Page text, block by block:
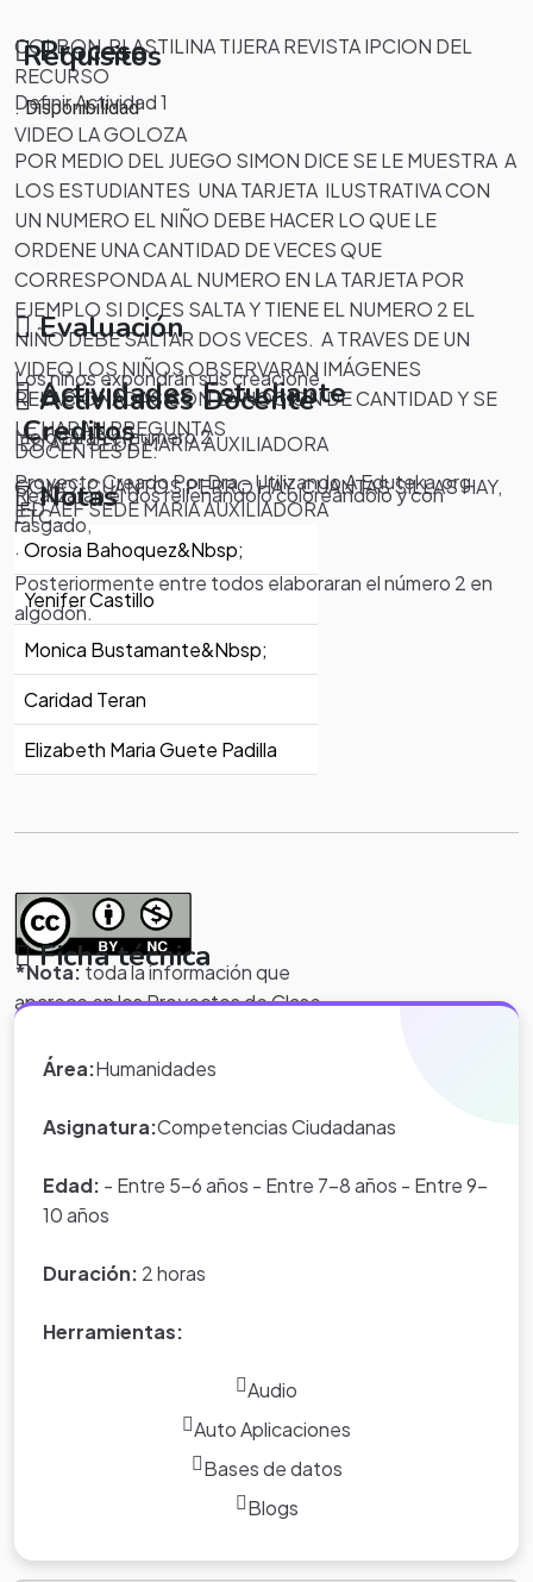
COLBON PLASTILINA TIJERA REVISTA IPCION DEL
RECURSO
VIDEO LA GOLOZA
Requisitos
.Disponibilidad
Proceso
Definir Actividad 1
POR MEDIO DEL JUEGO SIMON DICE SE LE MUESTRA A
LOS ESTUDIANTES UNA TARJETA ILUSTRATIVA CON
UN NUMERO EL NIÑO DEBE HACER LO QUE LE
ORDENE UNA CANTIDAD DE VECES QUE
CORRESPONDA AL NUMERO EN LA TARJETA POR
EJEMPLO SI DICES SALTA Y TIENE EL NUMERO 2 EL
NIÑO DEBE SALTAR DOS VECES. A TRAVES DE UN
VIDEO LOS NIÑOS OBSERVARAN IMÁGENES
RELACIONADAS CON LA NOCION DE CANTIDAD Y SE
LE HARAN PREGUNTAS
COMO: CUANTOS PERRO HAY, CUANTAS SILLAS HAY,
ETC….
Actividades Docente
DOCENTES DE:
IED AEF SEDE MARIA AUXILIADORA
Actividades Estudiante
IED AEF SEDE MARIA AUXILIADORA
Evaluación
Los niños expondrán suscreacione
Moldearan el numero 2
Realizaran el dos rellenándolo coloreándolo y con
rasgado,
Posteriormente entre todos elaboraran el número 2 en
algodón.
Notas
.
Creditos
Proyecto Creado Por Dra - Utilizando A Eduteka.org
Orosia Bahoquez&Nbsp;
Yenifer Castillo
Monica Bustamante&Nbsp;
Caridad Teran
Elizabeth Maria Guete Padilla
*Nota:toda la información que
aparece en los Proyectos de Clase
Eduteka es creada por los usuarios
Ficha técnica
Área:Humanidades
Asignatura:Competencias Ciudadanas
Edad: - Entre 5-6 años - Entre 7-8 años - Entre 9-
10 años
Duración: 2 horas
Herramientas:
Audio
Auto Aplicaciones
Bases de datos
Blogs